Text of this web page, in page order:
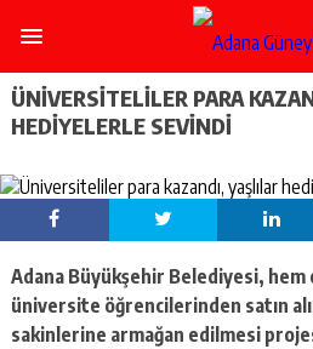
escort
ataşehir
escort
escort
-
ümraniye
escort
ÜNIVERSITELILER PARA
HEDIYELERLE SEVINDI
Adana Büyükşehir Belediyesi, hem
üniversite öğrencilerinden satın
sakinlerine armağan edilmesi